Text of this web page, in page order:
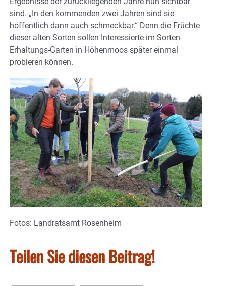
sind. „In den kommenden zwei Jahren sind sie
hoffentlich dann auch schmeckbar.“ Denn die Früchte
dieser alten Sorten sollen Interessierte im Sorten-
Erhaltungs-Garten in Höhenmoos später einmal
probieren können.
Fotos: Landratsamt Rosenheim
Teilen Sie diesen Beitrag!